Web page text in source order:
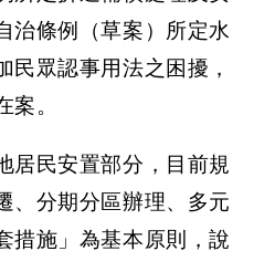
治條例（草案）所定水
民眾認事用法之困擾，
案。
居民安置部分，目前規
、分期分區辦理、多元
措施」為基本原則，說